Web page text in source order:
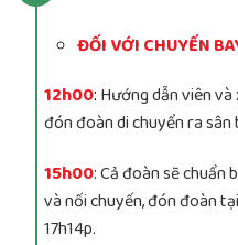
ĐỐI VỚI CHUYẾN
12h00: Hướng dẫn viên
đón đoàn di chuyển ra
15h00: Cả đoàn sẽ chuẩn
và nối chuyến, đón đoàn
17h14p.